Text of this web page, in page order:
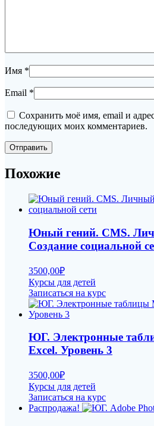
Имя *
Email *
Сохранить моё имя, email и
последующих моих комментариев.
Похожие
Юный гений. CMS.
Создание социальной
3500,00₽
Курсы для детей
Записаться на курс
ЮГ. Электронные
Excel. Уровень 3
3500,00₽
Курсы для детей
Записаться на курс
Распродажа!